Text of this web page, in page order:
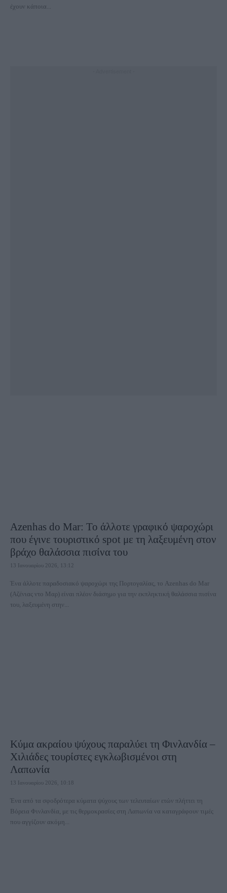
έχουν κάποια...
Azenhas do Mar: Το άλλοτε γραφικό ψαροχώρι
που έγινε τουριστικό spot με τη λαξευμένη στον
βράχο θαλάσσια πισίνα του
13 Ιανουαρίου 2026, 13:12
Ένα άλλοτε παραδοσιακό ψαροχώρι της Πορτογαλίας, το Azenhas do Mar
(Αζένιας ντο Μαρ) είναι πλέον διάσημο για την εκπληκτική θαλάσσια πισίνα
του, λαξευμένη στην...
Κύμα ακραίου ψύχους παραλύει τη Φινλανδία –
Xιλιάδες τουρίστες εγκλωβισμένοι στη
Λαπωνία
13 Ιανουαρίου 2026, 10:18
Ένα από τα σφοδρότερα κύματα ψύχους των τελευταίων ετών πλήττει τη
Βόρεια Φινλανδία, με τις θερμοκρασίες στη Λαπωνία να καταγράφουν τιμές
που αγγίζουν ακόμη...